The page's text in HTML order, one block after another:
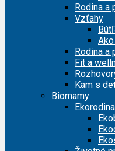
Rodina a
Vzťahy
Rodina a
Fit a
Kam s
Biomamy
Ekorodina